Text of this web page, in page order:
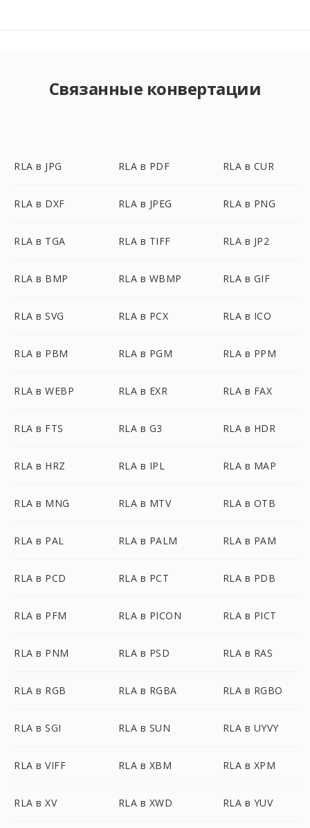
Связанные конвертации
RLA в JPG RLA в PDF RLA в CUR
RLA в DXF RLA в JPEG RLA в PNG
RLA в TGA RLA в TIFF RLA в JP2
RLA в BMP RLA в WBMP RLA в GIF
RLA в SVG RLA в PCX RLA в ICO
RLA в PBM RLA в PGM RLA в PPM
RLA в WEBP RLA в EXR RLA в FAX
RLA в FTS RLA в G3 RLA в HDR
RLA в HRZ RLA в IPL RLA в MAP
RLA в MNG RLA в MTV RLA в OTB
RLA в PAL RLA в PALM RLA в PAM
RLA в PCD RLA в PCT RLA в PDB
RLA в PFM RLA в PICON RLA в PICT
RLA в PNM RLA в PSD RLA в RAS
RLA в RGB RLA в RGBA RLA в RGBO
RLA в SGI RLA в SUN RLA в UYVY
RLA в VIFF RLA в XBM RLA в XPM
RLA в XV RLA в XWD RLA в YUV